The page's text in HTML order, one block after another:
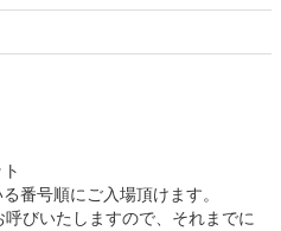
番号順にご入場頂けます。
びいたしますので、それまでに